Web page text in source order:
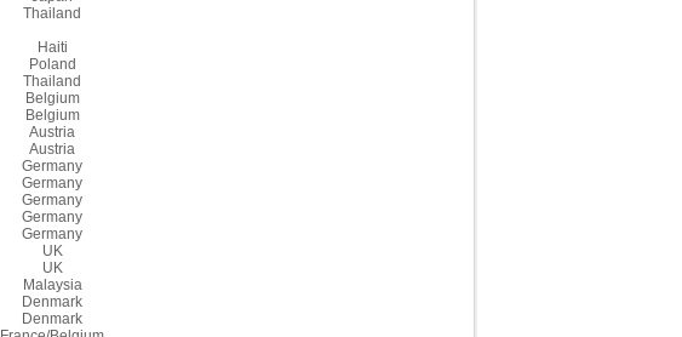
Thailand
Haiti
Poland
Thailand
Belgium
Belgium
Austria
Austria
Germany
Germany
Germany
Germany
Germany
UK
UK
Malaysia
Denmark
Denmark